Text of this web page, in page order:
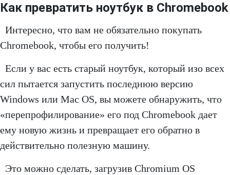
Как превратить ноутбук в Chromebook
Интересно, что вам не обязательно покупать
Chromebook, чтобы его получить!
Если у вас есть старый ноутбук, который изо всех
сил пытается запустить последнюю версию
Windows или Mac OS, вы можете обнаружить, что
«перепрофилирование» его под Chromebook дает
ему новую жизнь и превращает его обратно в
действительно полезную машину.
Это можно сделать, загрузив Chromium OS